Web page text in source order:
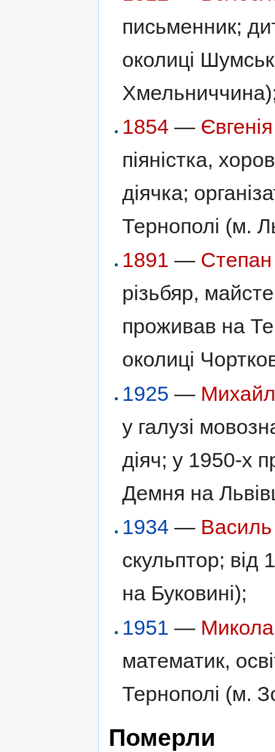
письменник;
околиці
1854 —
піяністка,
діячка;
Тернополі (м.
1891 —
різьбяр,
проживав на
околиці
1925 —
у галузі
діяч; у 1950-х
Демня на
1934 —
скульптор; від
на Буковині);
1951 —
математик,
Тернополі (м.
Померли